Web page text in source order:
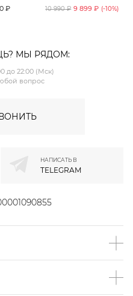
₽
смесового хлопка
10 990 ₽ 9 899 ₽ (-10%)
МЫ РЯДОМ:
до 22:00 (Мск)
вопрос
НАПИСАТЬ В
TELEGRAM